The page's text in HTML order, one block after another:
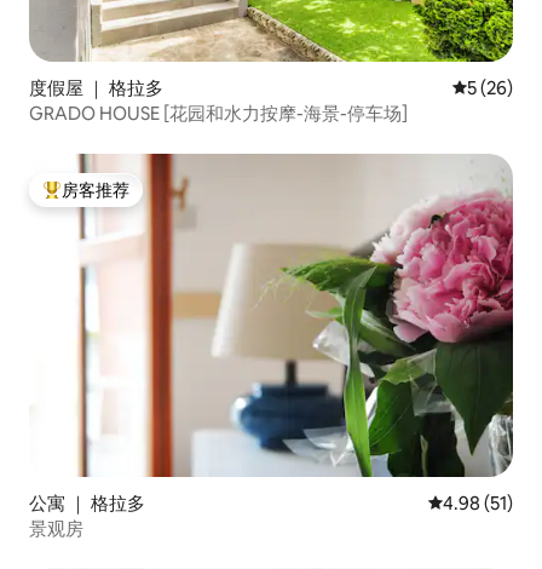
度假屋 ｜ 格拉多 平均评分
5 (26)
GRADO HOUSE [花园和水力按摩-海景-停车场]
热门「房客推荐」
房客推荐
公寓 ｜ 格拉多 平均评分
4.98 (51)
景观房